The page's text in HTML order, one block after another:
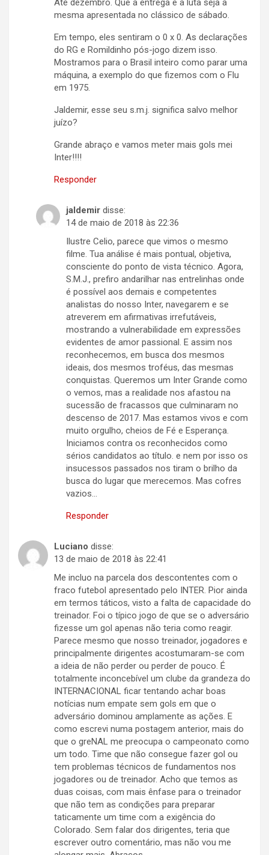
Até dezembro. Que a entrega e a luta seja a
mesma apresentada no clássico de sábado.
Em tempo, eles sentiram o 0 x 0. As declarações
do RG e Romildinho pós-jogo dizem isso.
Mostramos para o Brasil inteiro como parar uma
máquina, a exemplo do que fizemos com o Flu
em 1975.
Jaldemir, esse seu s.m.j. significa salvo melhor
juízo?
Grande abraço e vamos meter mais gols mei
Inter!!!!
Responder
jaldemir disse:
14 de maio de 2018 às 22:36
Ilustre Celio, parece que vimos o mesmo
filme. Tua análise é mais pontual, objetiva,
consciente do ponto de vista técnico. Agora,
S.M.J., prefiro andarilhar nas entrelinhas onde
é possível aos demais e competentes
analistas do nosso Inter, navegarem e se
atreverem em afirmativas irrefutáveis,
mostrando a vulnerabilidade em expressões
evidentes de amor passional. E assim nos
reconhecemos, em busca dos mesmos
ideais, dos mesmos troféus, das mesmas
conquistas. Queremos um Inter Grande como
o vemos, mas a realidade nos afastou na
sucessão de fracassos que culminaram no
descenso de 2017. Mas estamos vivos e com
muito orgulho, cheios de Fé e Esperança.
Iniciamos contra os reconhecidos como
sérios candidatos ao título. e nem por isso os
insucessos passados nos tiram o brilho da
busca do lugar que merecemos. Mas cofres
vazios…
Responder
Luciano disse:
13 de maio de 2018 às 22:41
Me incluo na parcela dos descontentes com o
fraco futebol apresentado pelo INTER. Pior ainda
em termos táticos, visto a falta de capacidade do
treinador. Foi o típico jogo de que se o adversário
fizesse um gol apenas não teria como reagir.
Parece mesmo que nosso treinador, jogadores e
principalmente dirigentes acostumaram-se com
a ideia de não perder ou perder de pouco. É
totalmente inconcebível um clube da grandeza do
INTERNACIONAL ficar tentando achar boas
notícias num empate sem gols em que o
adversário dominou amplamente as ações. E
como escrevi numa postagem anterior, mais do
que o greNAL me preocupa o campeonato como
um todo. Time que não consegue fazer gol ou
tem problemas técnicos de fundamentos nos
jogadores ou de treinador. Acho que temos as
duas coisas, com mais ênfase para o treinador
que não tem as condições para preparar
taticamente um time com a exigência do
Colorado. Sem falar dos dirigentes, teria que
escrever outro comentário, mas não vou me